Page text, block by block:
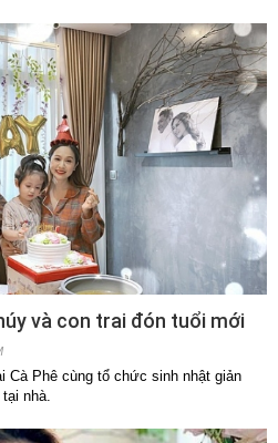
và con trai đón tuổi mới
Cà Phê cùng tổ chức sinh nhật giản
nhà.